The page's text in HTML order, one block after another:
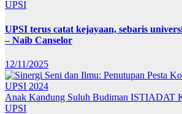
UPSI
UPSI terus catat kejayaan, sebaris
– Naib Canselor
12/11/2025
Anak Kandung Suluh Budiman ISTIADAT
UPSI